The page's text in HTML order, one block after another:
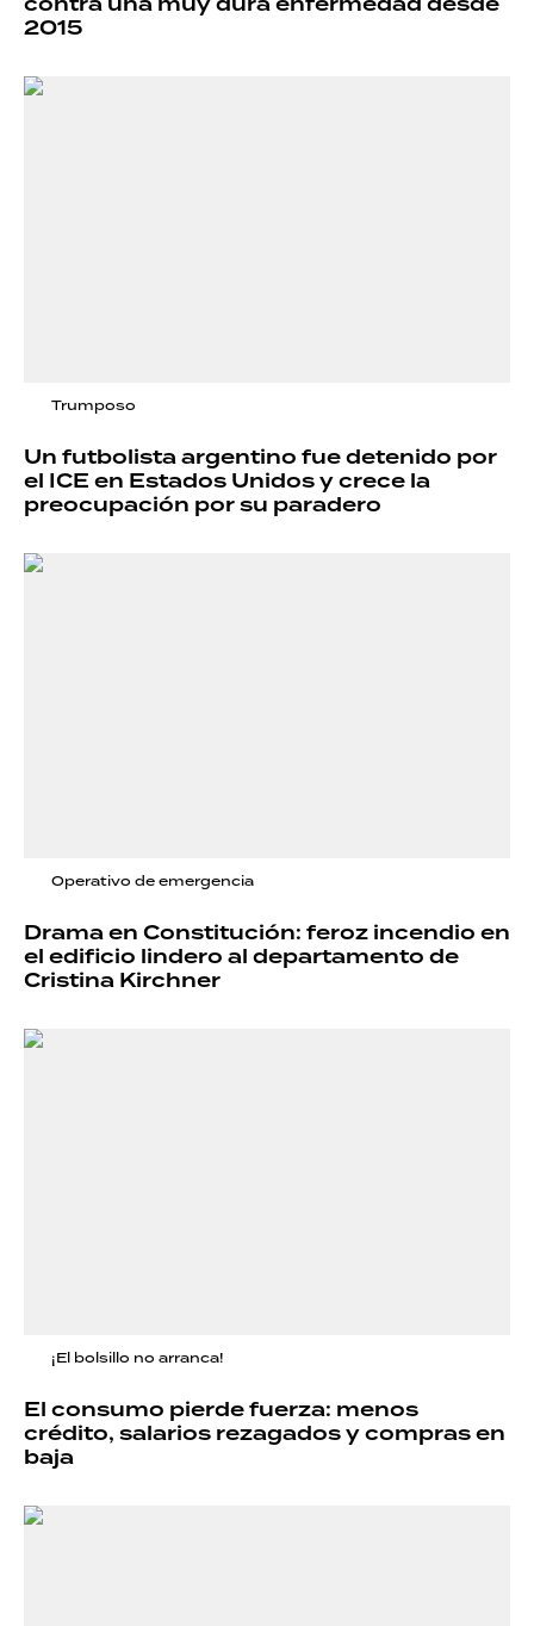
2015
Trumposo
Un futbolista argentino fue detenido por
el ICE en Estados Unidos y crece la
preocupación por su paradero
Operativo de emergencia
Drama en Constitución: feroz incendio en
el edificio lindero al departamento de
Cristina Kirchner
¡El bolsillo no arranca!
El consumo pierde fuerza: menos
crédito, salarios rezagados y compras en
baja